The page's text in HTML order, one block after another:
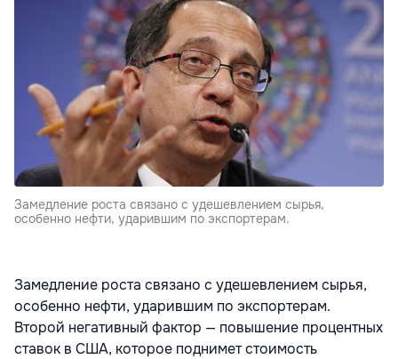
Замедление роста связано с удешевлением сырья,
особенно нефти, ударившим по экспортерам.
Замедление роста связано с удешевлением сырья,
особенно нефти, ударившим по экспортерам.
Второй негативный фактор — повышение процентных
ставок в США, которое поднимет стоимость